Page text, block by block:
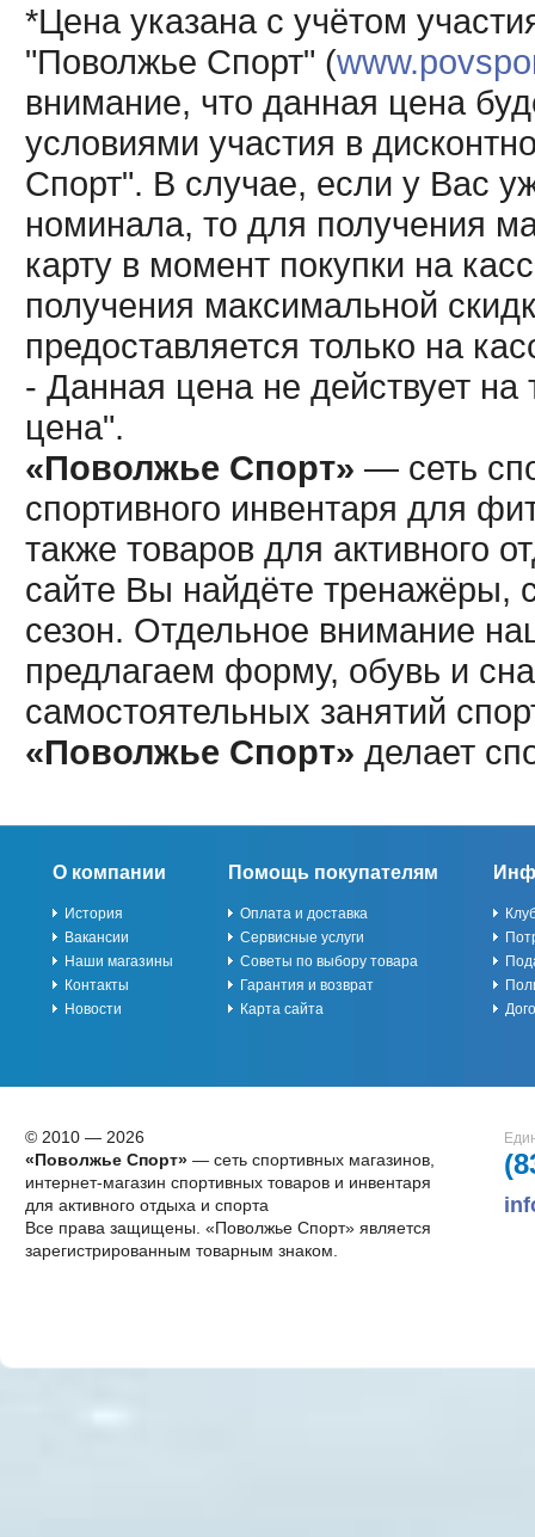
*Цена указана с учётом
"Поволжье Спорт" (
внимание, что данная цена
условиями участия в
Спорт". В случае, если у Вас
номинала, то для получения
карту в момент покупки на
получения максимальной
предоставляется только на
- Данная цена не действует
цена".
«Поволжье Спорт» — сеть
спортивного инвентаря для
также товаров для активного
сайте Вы найдёте тренажёры,
сезон. Отдельное внимание
предлагаем форму, обувь и
самостоятельных занятий
«Поволжье Спорт» делает
О компании
История
Вакансии
Наши магазины
Контакты
Новости
Помощь покупателям
Оплата и доставка
Сервисные услуги
Советы по выбору товара
Гарантия и возврат
Карта сайта
© 2010 — 2026
«Поволжье Спорт»— сеть спортивных магазинов,
интернет-магазин спортивных товаров и инвентаря
для активного отдыха и спорта
Все права защищены. «Поволжье Спорт» является
зарегистрированным товарным знаком.